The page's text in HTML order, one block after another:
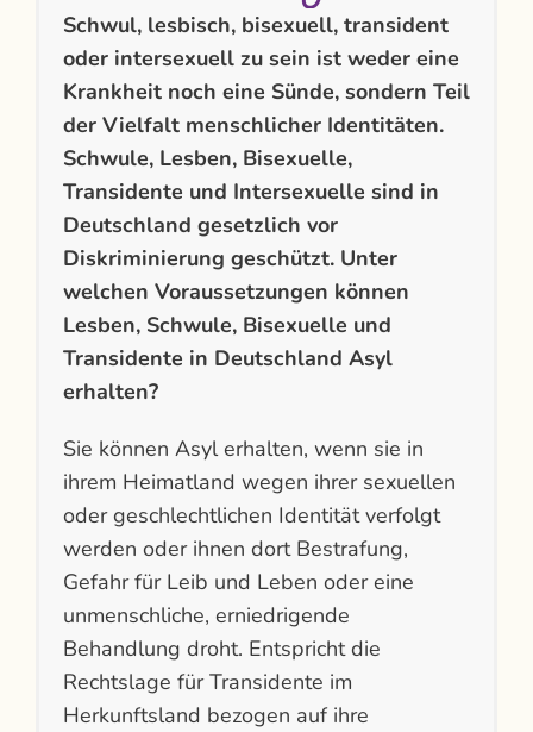
Schwul, lesbisch, bisexuell, transident
oder intersexuell zu sein ist weder eine
Krankheit noch eine Sünde, sondern Teil
der Vielfalt menschlicher Identitäten.
Schwule, Lesben, Bisexuelle,
Transidente und Intersexuelle sind in
Deutschland gesetzlich vor
Diskriminierung geschützt. Unter
welchen Voraussetzungen können
Lesben, Schwule, Bisexuelle und
Transidente in Deutschland Asyl
erhalten?
Sie können Asyl erhalten, wenn sie in
ihrem Heimatland wegen ihrer sexuellen
oder geschlechtlichen Identität verfolgt
werden oder ihnen dort Bestrafung,
Gefahr für Leib und Leben oder eine
unmenschliche, erniedrigende
Behandlung droht. Entspricht die
Rechtslage für Transidente im
Herkunftsland bezogen auf ihre